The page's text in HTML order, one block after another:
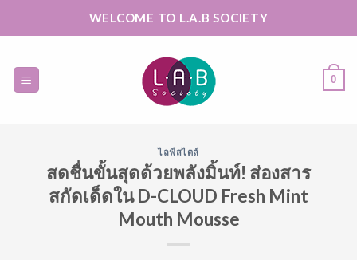
WELCOME TO L.A.B SOCIETY
0
ไลฟ์สไตล์
สดชื่นขั้นสุดด้วยพลังมิ้นท์! ส่องสาร
สกัดเด็ดใน D-CLOUD Fresh Mint
Mouth Mousse